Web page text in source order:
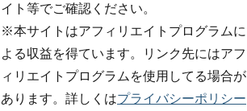
イト等でご確認ください。
※本サイトはアフィリエイトプログラムに
よる収益を得ています。リンク先にはアフ
ィリエイトプログラムを使用してる場合が
あります。詳しくはプライバシーポリシー